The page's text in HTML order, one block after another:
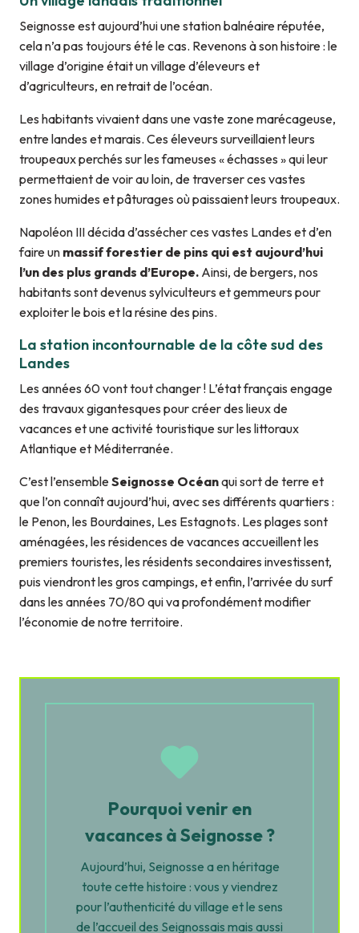
Seignosse est aujourd’hui une station balnéaire réputée,
cela n’a pas toujours été le cas. Revenons à son histoire : le
village d’origine était un village d’éleveurs et
d’agriculteurs, en retrait de l’océan.
Les habitants vivaient dans une vaste zone marécageuse,
entre landes et marais. Ces éleveurs surveillaient leurs
troupeaux perchés sur les fameuses « échasses » qui leur
permettaient de voir au loin, de traverser ces vastes
zones humides et pâturages où paissaient leurs troupeaux.
Napoléon III décida d’assécher ces vastes Landes et d’en
faire un massif forestier de pins qui est aujourd’hui
l’un des plus grands d’Europe. Ainsi, de bergers, nos
habitants sont devenus sylviculteurs et gemmeurs pour
exploiter le bois et la résine des pins.
La station incontournable de la côte sud des
Landes
Les années 60 vont tout changer ! L’état français engage
des travaux gigantesques pour créer des lieux de
vacances et une activité touristique sur les littoraux
Atlantique et Méditerranée.
C’est l’ensembleSeignosse Océanqui sort de terre et
que l’on connaît aujourd’hui, avec ses différents quartiers :
le Penon, les Bourdaines, Les Estagnots. Les plages sont
aménagées, les résidences de vacances accueillent les
premiers touristes, les résidents secondaires investissent,
puis viendront les gros campings, et enfin, l’arrivée du surf
dans les années 70/80 qui va profondément modifier
l’économie de notre territoire.
Pourquoi venir en
vacances à Seignosse ?
Aujourd’hui, Seignosse a en héritage
toute cette histoire : vous y viendrez
pour l’authenticité du village et le sens
de l’accueil des Seignossais mais aussi